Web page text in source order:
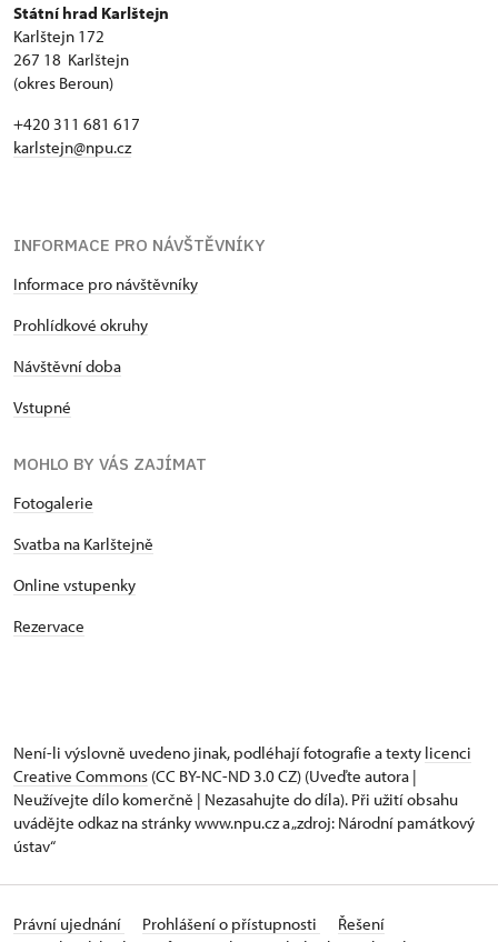
Státní hrad Karlštejn
Karlštejn 172
267 18 Karlštejn
(okres Beroun)
+420 311 681 617
karlstejn@npu.cz
INFORMACE PRO NÁVŠTĚVNÍKY
Informace pro návštěvníky
Prohlídkové okruhy
Návštěvní doba
Vstupné
MOHLO BY VÁS ZAJÍMAT
Fotogalerie
Svatba na Karlštejně
Online vstupenky
Rezervace
Není-li výslovně uvedeno jinak, podléhají fotografie a texty licenci
Creative Commons (CC BY-NC-ND 3.0 CZ) (Uveďte autora |
Neužívejte dílo komerčně | Nezasahujte do díla). Při užití obsahu
uvádějte odkaz na stránky www.npu.cz a „zdroj: Národní památkový
ústav“
Právní ujednání Prohlášení o přístupnosti
Řešení